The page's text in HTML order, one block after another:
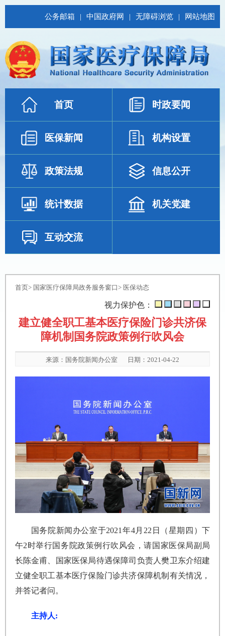
公务邮箱 | 中国政府网 | 无障碍浏览 | 网站地图
首页 时政要闻
医保新闻 机构设置
政策法规 信息公开
统计数据 机关党建
互动交流
首页> 国家医疗保障局政务服务窗口> 医保动态
视力保护色：
建立健全职工基本医疗保险门诊共济保
障机制国务院政策例行吹风会
来源： 国务院新闻办公室 日期：2021-04-22
国务院新闻办公室于2021年4月22日（星期四）下
午2时举行国务院政策例行吹风会，请国家医保局副局
长陈金甫、国家医保局待遇保障司负责人樊卫东介绍建
立健全职工基本医疗保险门诊共济保障机制有关情况，
并答记者问。
主持人: